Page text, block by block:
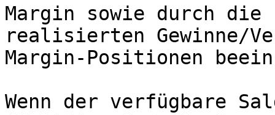
Margin sowie durch
realisierten Gewinne/
Margin-Positionen
Wenn der verfügbare